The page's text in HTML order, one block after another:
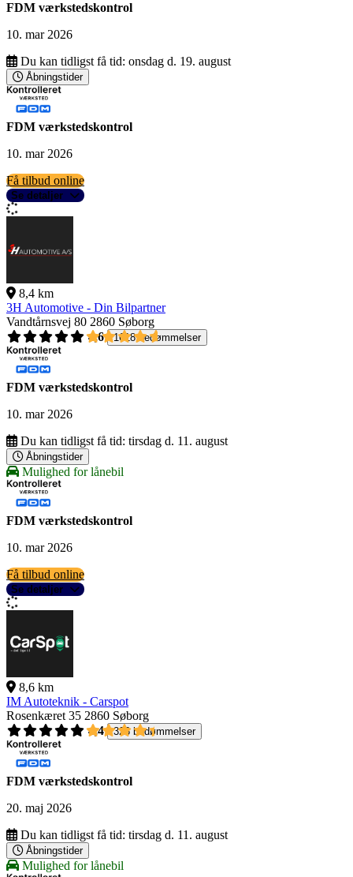
FDM værkstedskontrol
10. mar 2026
Du kan tidligst få tid: onsdag d. 19. august
Åbningstider
FDM værkstedskontrol
10. mar 2026
Få tilbud online
Se detaljer
8,4 km
3H Automotive - Din Bilpartner
Vandtårnsvej 80 2860 Søborg
4,6
1618 bedømmelser
FDM værkstedskontrol
10. mar 2026
Du kan tidligst få tid: tirsdag d. 11. august
Åbningstider
Mulighed for lånebil
FDM værkstedskontrol
10. mar 2026
Få tilbud online
Se detaljer
8,6 km
IM Autoteknik - Carspot
Rosenkæret 35 2860 Søborg
4,4
326 bedømmelser
FDM værkstedskontrol
20. maj 2026
Du kan tidligst få tid: tirsdag d. 11. august
Åbningstider
Mulighed for lånebil